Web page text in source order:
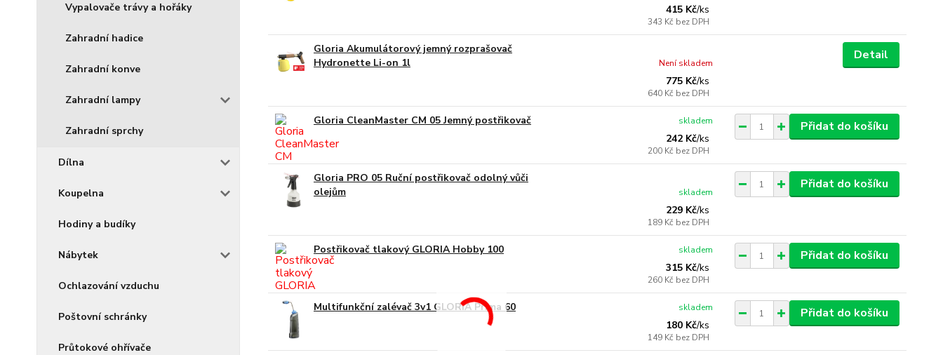
Vypalovače trávy a hořáky
Zahradní hadice
Zahradní konve
Zahradní lampy
Zahradní sprchy
Dílna
Koupelna
Hodiny a budíky
Nábytek
Ochlazování vzduchu
Poštovní schránky
Průtokové ohřívače
415 Kč/ks
343 Kč bez DPH
Gloria Akumulátorový jemný rozprašovač
Hydronette Li-on 1l
775 Kč/ks
640 Kč bez DPH
Není skladem
Detail
Gloria CleanMaster CM 05 Jemný postřikovač
242 Kč/ks
200 Kč bez DPH
skladem Přidat do košíku
Gloria PRO 05 Ruční postřikovač odolný vůči
olejům
229 Kč/ks
189 Kč bez DPH
skladem
Přidat do košíku
Postřikovač tlakový GLORIA Hobby 100
315 Kč/ks
260 Kč bez DPH
skladem Přidat do košíku
Multifunkční zalévač 3v1 GLORIA Prima 60
180 Kč/ks
149 Kč bez DPH
skladem Přidat do košíku